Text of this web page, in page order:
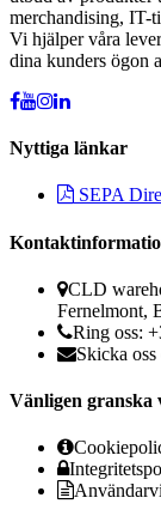
merchandising, IT-
Vi hjälper våra
dina kunders ögon
Nyttiga länkar
SEPA
CLD
Fernelmont,
Ring oss:
Skicka oss
Vänligen